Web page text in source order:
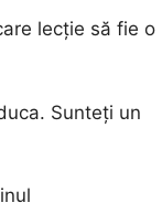
lecție să fie o
Sunteți un